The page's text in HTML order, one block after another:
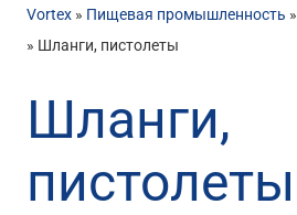
Vortex » Пищевая промышленность »
» Шланги, пистолеты
Шланги,
пистолеты